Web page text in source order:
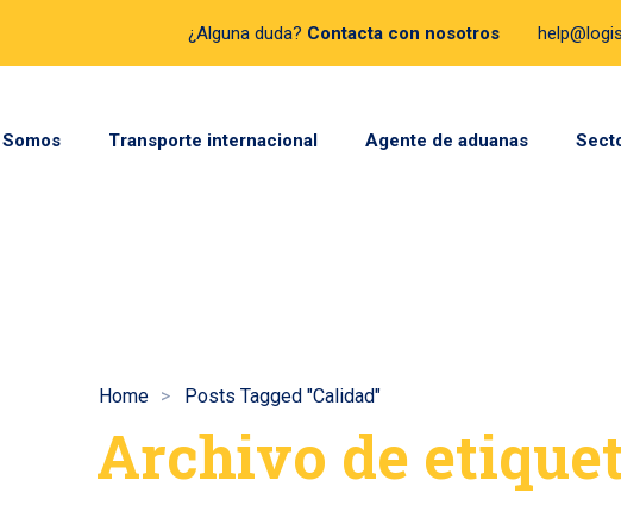
¿Alguna duda? Contacta con nosotros
Somos Transporte internacional Agente de aduanas
Home Posts Tagged "Calidad"
Archivo de